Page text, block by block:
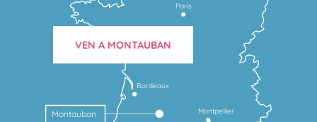
Montpellier
Bordeaux
Montauban
Paris
VEN A MONTAUBAN